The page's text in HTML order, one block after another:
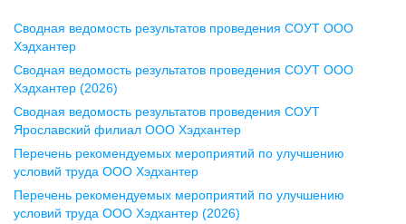
Воронеж
ул. Комиссаржевской, д. 10,
офис 1212
+7 473 280-05-05
pr@vrn.hh.ru
ул. Спартаковская, д. 2А, этаж 3,
Сводная ведомость результатов проведения СОУТ ООО
Хэдхантер
Сводная ведомость результатов проведения СОУТ ООО
Хэдхантер (2026)
Сводная ведомость результатов проведения СОУТ
Ярославский филиал ООО Хэдхантер
Перечень рекомендуемых мероприятий по улучшению
условий труда ООО Хэдхантер
Перечень рекомендуемых мероприятий по улучшению
условий труда ООО Хэдхантер (2026)